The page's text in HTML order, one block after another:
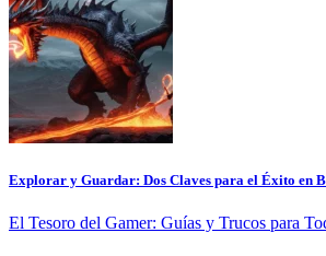
Explorar y Guardar: Dos Claves para el Éxito en
El Tesoro del Gamer: Guías y Trucos para